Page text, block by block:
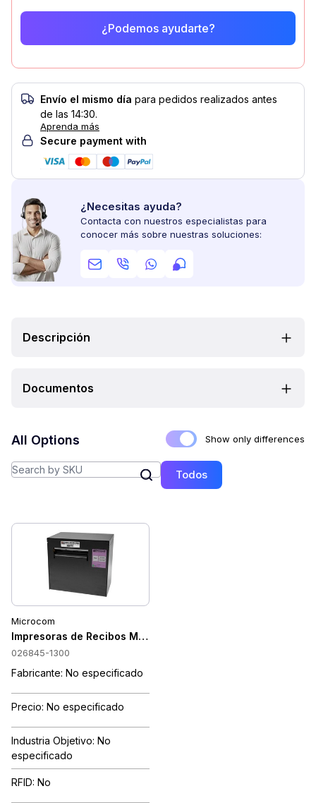
¿Podemos ayudarte?
Envío el mismo día para pedidos realizados antes
de las 14:30.
Aprenda más
Secure payment with
¿Necesitas ayuda?
Contacta con nuestros especialistas para
conocer más sobre nuestras soluciones:
Descripción
Documentos
Show only differences
All Options
Todos
Microcom
Impresoras de Recibos Microcom 026845-1300
026845-1300
Fabricante: No especificado
Precio: No especificado
Industria Objetivo: No
especificado
RFID: No